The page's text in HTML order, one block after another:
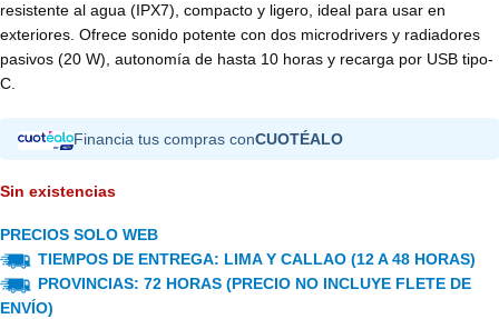
resistente al agua (IPX7), compacto y ligero, ideal para usar en
exteriores. Ofrece sonido potente con dos microdrivers y radiadores
pasivos (20 W), autonomía de hasta 10 horas y recarga por USB tipo-
C.
Financia tus compras conCUOTÉALO
Sin existencias
PRECIOS SOLO WEB
TIEMPOS DE ENTREGA: LIMA Y CALLAO (12 A 48 HORAS)
PROVINCIAS: 72 HORAS (PRECIO NO INCLUYE FLETE DE
ENVÍO)